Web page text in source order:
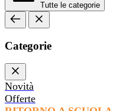
Tutte le categorie
Categorie
Novità
Offerte